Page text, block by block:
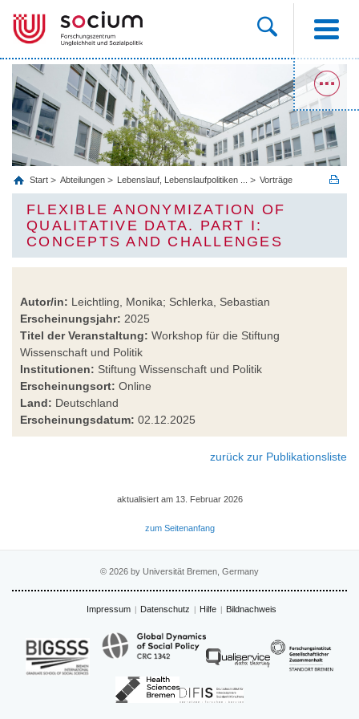
Start Abteilungen Lebenslauf, Lebenslaufpolitiken ... Vorträge
FLEXIBLE ANONYMIZATION OF
QUALITATIVE DATA. PART I:
CONCEPTS AND CHALLENGES
Autor/in: Leichtling, Monika; Schlerka, Sebastian
Erscheinungsjahr: 2025
Titel der Veranstaltung: Workshop für die Stiftung
Wissenschaft und Politik
Institutionen: Stiftung Wissenschaft und Politik
Erscheinungsort: Online
Land: Deutschland
Erscheinungsdatum: 02.12.2025
zurück zur Publikationsliste
aktualisiert am 13. Februar 2026
zum Seitenanfang
© 2026 by Universität Bremen, Germany
Impressum Datenschutz Hilfe Bildnachweis